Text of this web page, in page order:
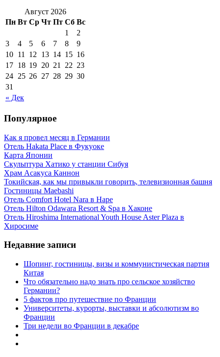
Август 2026
Пн Вт Ср Чт Пт Сб Вс
« Дек
1
2
3
4 5 6 7 8
9
10 11 12 13 14 15 16
17 18 19 20 21 22 23
24 25 26 27 28 29 30
31
Популярное
Как я провел месяц в Германии
Отель Hakata Place в Фукуоке
Карта Японии
Скульптура Хатико у станции Сибуя
Храм Асакуса Каннон
Токийская, как мы привыкли говорить, телевизионная башня
Гостиницы Maebashi
Отель Comfort Hotel Nara в Наре
Отель Hilton Odawara Resort & Spa в Хаконе
Отель Hiroshima International Youth House Aster Plaza в
Хиросиме
Недавние записи
Шопинг, гостиницы, визы и коммунистическая партия
Китая
Что обязательно надо знать про сельское хозяйство
Германии?
5 фактов про путешествие по Франции
Университеты, курорты, выставки и абсолютизм во
Франции
Три недели во Франции в декабре